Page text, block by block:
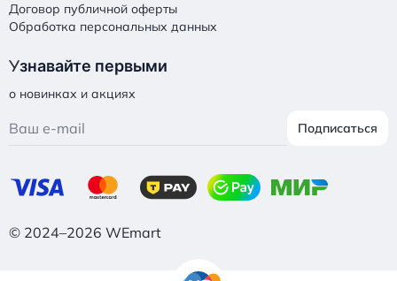
Договор публичной оферты
Обработка персональных данных
Узнавайте первыми
о новинках и акциях
Подписаться
© 2024–2026 WEmart